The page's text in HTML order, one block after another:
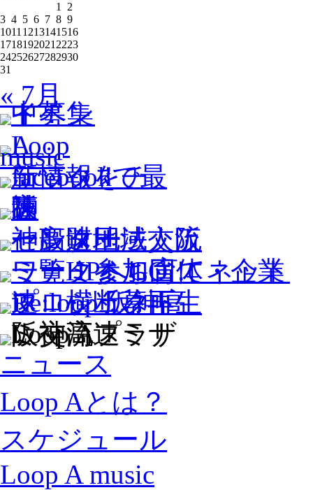
1
2
3 4 5 6 7 8 9
1011 1213141516
1718192021 2223
24252627282930
31
« 7月
ニュース
Loop Aとは？
スケジュール
Loop A music